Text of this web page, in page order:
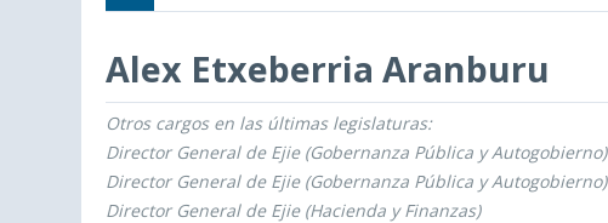
Alex Etxeberria Aranburu
CargosFecha de inicio - Fecha fin
Otros cargos en las últimas legislaturas:
Director General de Ejie (Gobernanza Pública y Autogobierno)
Director General de Ejie (Gobernanza Pública y Autogobierno)
Director General de Ejie (Hacienda y Finanzas)